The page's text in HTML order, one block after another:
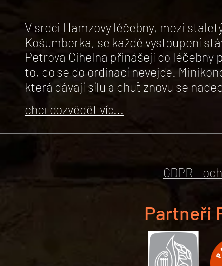
V srdci Hamzovy léčebny, mezi
Košumberka, se každé vystoupení
Petrova Cihelna přinášejí do léčebny
to, co se do ordinací nevejde.
která dávají sílu a chuť znovu se
chci dozvědět víc...
GDPR -
Partneři